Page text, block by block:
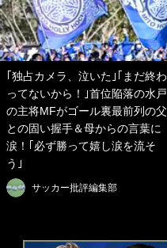
｢独占カメラ、泣いた｣｢まだ終わ
ってないから！｣首位陥落の水戸
の主将MFがゴール裏最前列の父
との固い握手＆母からの言葉に
涙！｢必ず勝って嬉し涙を流そ
う｣
サッカー批評編集部